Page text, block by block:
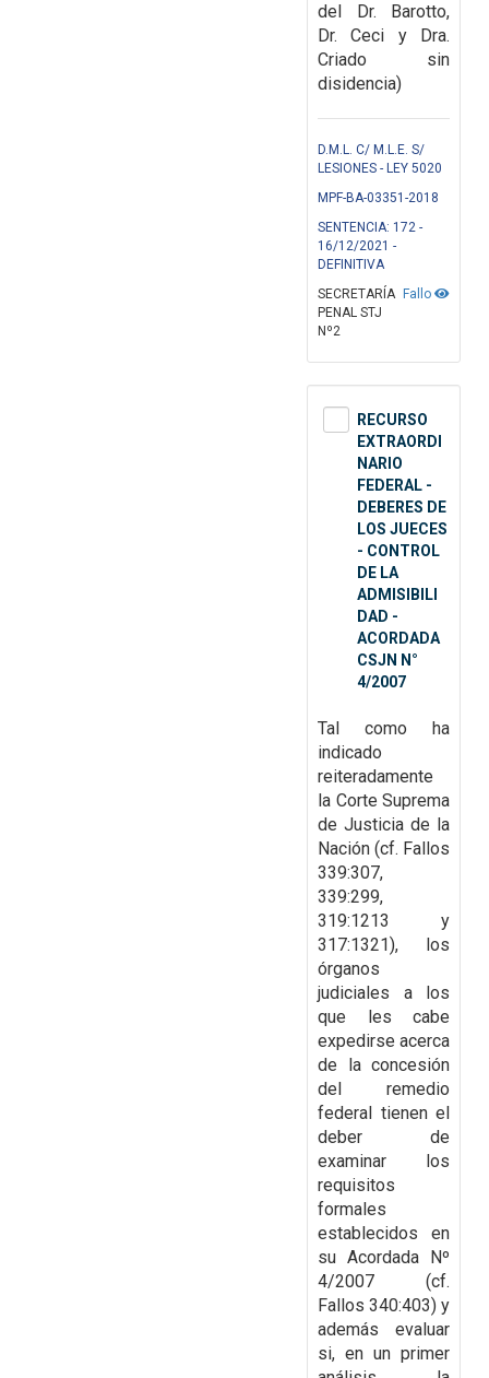
del Dr. Barotto,
Dr. Ceci y Dra.
Criado sin
disidencia)
D.M.L. C/ M.L.E. S/
LESIONES - LEY 5020
MPF-BA-03351-2018
SENTENCIA: 172 -
16/12/2021 -
DEFINITIVA
Fallo
SECRETARÍA
PENAL STJ
Nº2
RECURSO
EXTRAORDI
NARIO
FEDERAL -
DEBERES DE
LOS JUECES
- CONTROL
DE LA
ADMISIBILI
DAD -
ACORDADA
CSJN N°
4/2007
Tal como ha
indicado
reiteradamente
la Corte Suprema
de Justicia de la
Nación (cf. Fallos
339:307,
339:299,
319:1213 y
317:1321), los
órganos
judiciales a los
que les cabe
expedirse acerca
de la concesión
del remedio
federal tienen el
deber de
examinar los
requisitos
formales
establecidos en
su Acordada Nº
4/2007 (cf.
Fallos 340:403) y
además evaluar
si, en un primer